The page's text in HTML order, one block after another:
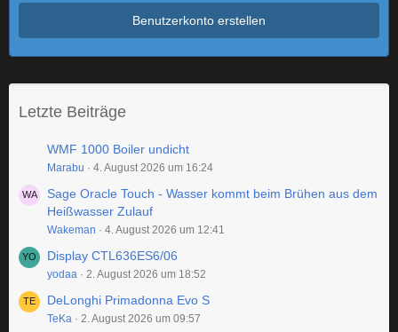
Benutzerkonto erstellen
Letzte Beiträge
WMF 1000 Boiler undicht
Marabu 4. August 2026 um 16:24
Sage Oracle Touch - Wasser kommt beim Brühen aus dem
Heißwasser Zulauf
Wakeman 4. August 2026 um 12:41
Display CTL636ES6/06
yodaa 2. August 2026 um 18:52
DeLonghi Primadonna Evo S
TeKa 2. August 2026 um 09:57